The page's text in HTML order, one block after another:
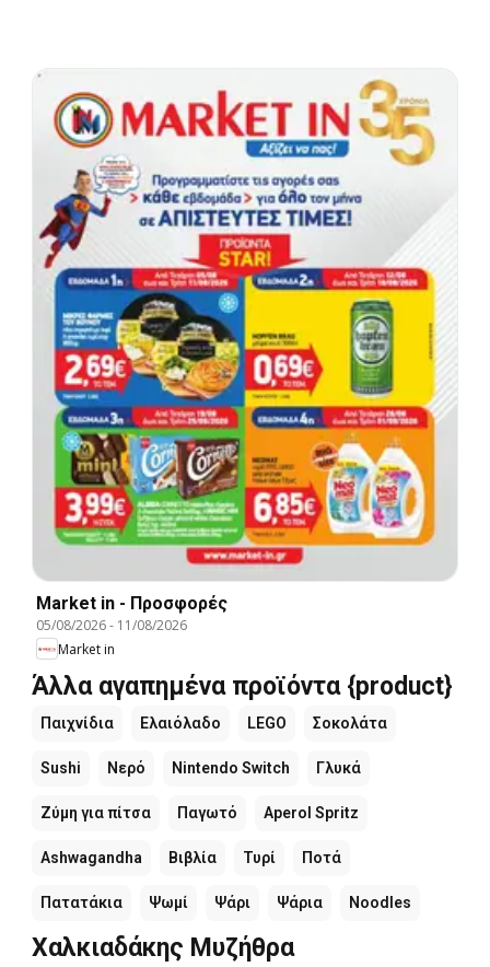
Market in - Προσφορές
05/08/2026- 11/08/2026
Market in
Άλλα αγαπημένα προϊόντα {product}
Παιχνίδια Ελαιόλαδο LEGO Σοκολάτα
Sushi Νερό Nintendo Switch Γλυκά
Ζύμη για πίτσα Παγωτό Aperol Spritz
Ashwagandha Βιβλία Τυρί Ποτά
Πατατάκια Ψωμί Ψάρι Ψάρια Noodles
Χαλκιαδάκης Μυζήθρα